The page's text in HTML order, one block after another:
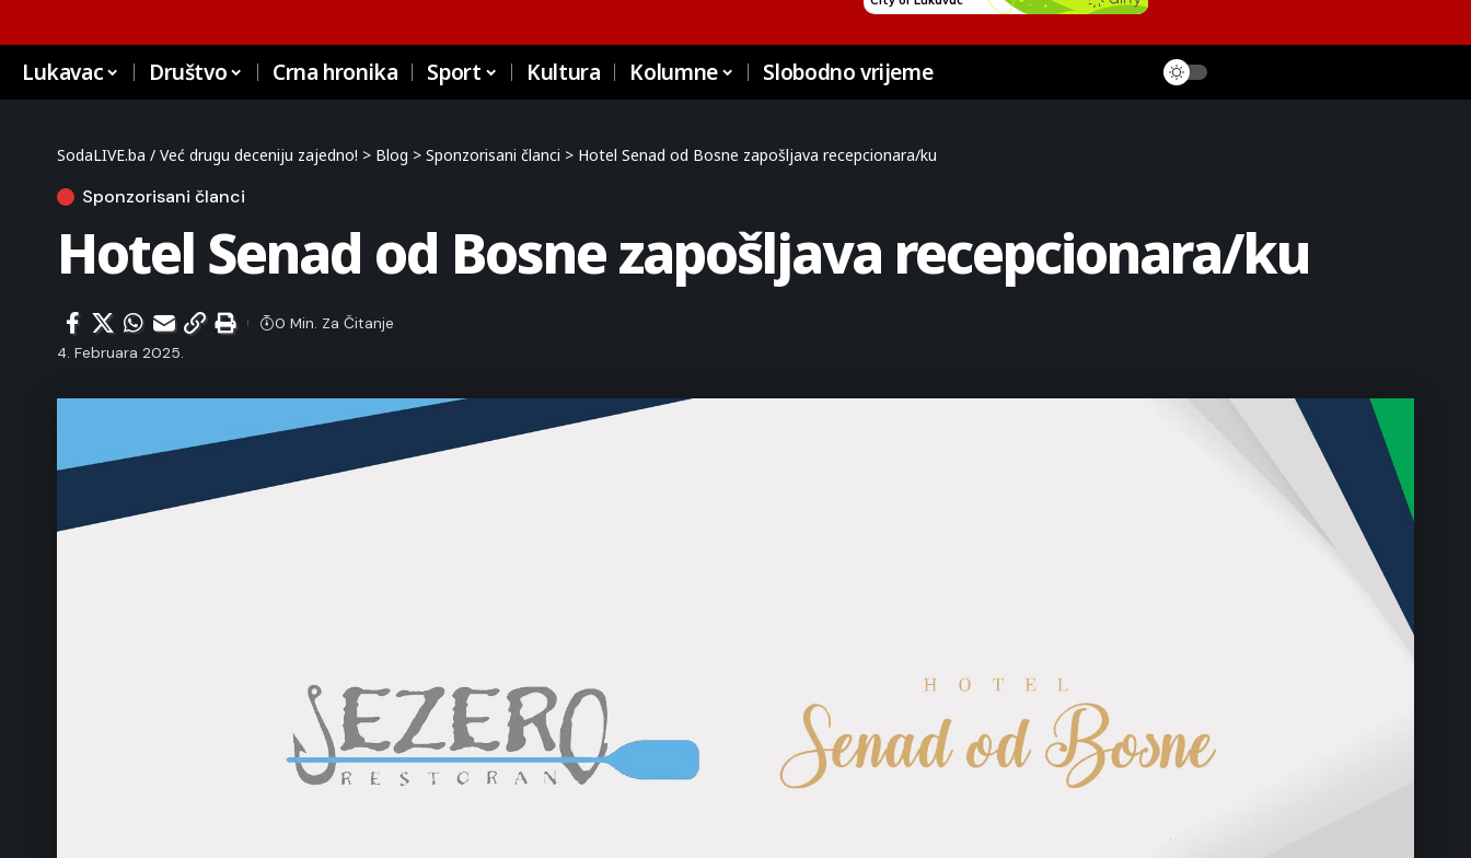
Lukavac Društvo Crna hronika Sport Kultura Kolumne Slobodno vrijeme
SodaLIVE.ba / Već drugu deceniju zajedno! > Blog > Sponzorisani članci > Hotel Senad od Bosne zapošljava recepcionara/ku
Sponzorisani članci
Hotel Senad od Bosne zapošljava recepcionara/ku
4. Februara 2025.
0 Min. Za Čitanje